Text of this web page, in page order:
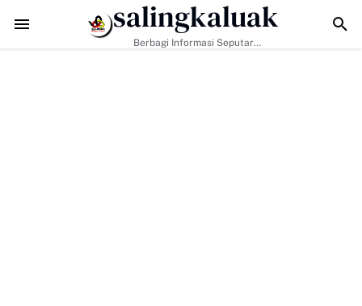
Data Sosial Jadi Kunci, Hj. Aida Dorong Nagari Aktif Pastikan
salingkaluak
Berbagi Informasi Seputar